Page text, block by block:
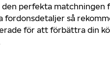
perfekta matchningen
fordonsdetaljer så
för att förbättra din